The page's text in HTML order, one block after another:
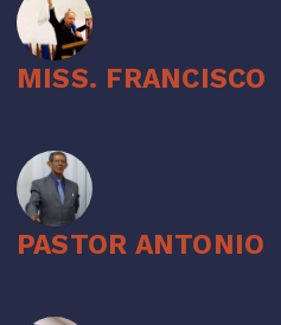
MISS. FRANCISCO
PASTOR ANTONIO